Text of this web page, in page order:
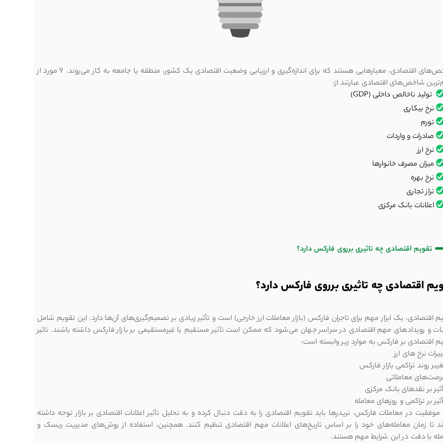
شاخص‌های اقتصادی، معیارهایی هستند که برای اندازه‌گیری و ارزیابی وضعیت اقتصادی یک کشور، منطقه یا جامعه به کار می‌روند. 9 مورد از
شاخص‌های اقتصادی عبارتند از:
تولید ناخالص داخلی (GDP)
نرخ بیکاری
تورم
صادرات و واردات
نرخ ارز
میزان مصرف خانوارها
نرخ بهره
تراز تجاری
اعلانات بانک مرکزی
تقویم اقتصادی چه تاثیری برروی فارکس دارد؟
اقتصادی چه تاثیری برروی فارکس دارد؟
اقتصادی، یک ابزار مهم برای تاجران فارکس (بازار معاملات ارز خارجی) است و تأثیر زیادی بر تصمیم‌گیری‌های آن‌ها دارد. این تقویم شامل
و رویدادهای مهم اقتصادی در سراسر جهان می‌شود که ممکن است تأثیر مستقیم یا غیرمستقیمی بر بازار فارکس داشته باشند. تاثیر
اقتصادی بر فارکس به موارد زیر وابسته است:
موفقیت در معاملات فارکس، تریدرها باید تقویم اقتصادی را به دقت دنبال کرده و به تحلیل تأثیر اعلانات اقتصادی بر بازار توجه داشته
تا زمان معامله‌های خود را بر اساس تاریخ‌های اعلانات مهم اقتصادی تنظیم کنند. همچنین، استفاده از روش‌های مدیریت ریسک و
با دقت در این شرایط مهم هستند.